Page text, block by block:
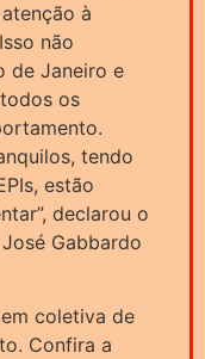
à
não
de Janeiro e
os
tendo
estão
declarou o
Gabbardo
coletiva de
Confira a